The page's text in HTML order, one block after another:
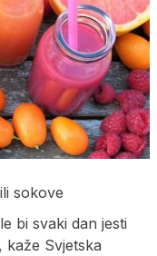
sokove
bi svaki dan jesti
Svjetska